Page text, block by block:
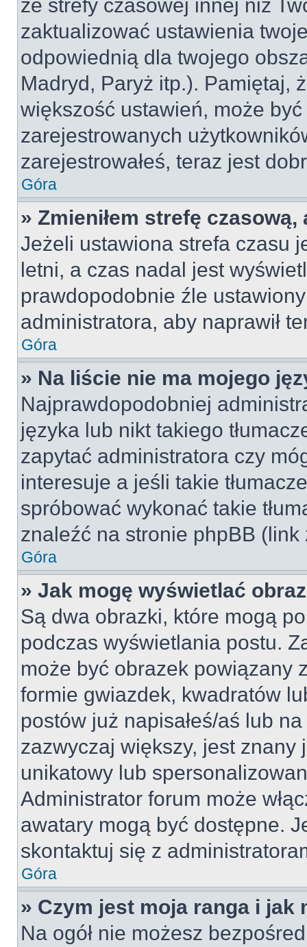
ze strefy czasowej innej niż
zaktualizować ustawienia
odpowiednią dla twojego
Madryd, Paryż itp.). Pamiętaj,
większość ustawień, może
zarejestrowanych
zarejestrowałeś, teraz jest
Góra
» Zmieniłem strefę
Jeżeli ustawiona strefa czasu
letni, a czas nadal jest
prawdopodobnie źle
administratora, aby naprawił
Góra
» Na liście nie ma mojego
Najprawdopodobniej
języka lub nikt takiego
zapytać administratora czy
interesuje a jeśli takie
spróbować wykonać takie
znaleźć na stronie phpBB
Góra
» Jak mogę wyświetlać
Są dwa obrazki, które mogą
podczas wyświetlania postu.
może być obrazek powiązany
formie gwiazdek, kwadratów
postów już napisałeś/aś lub
zazwyczaj większy, jest
unikatowy lub
Administrator forum może
awatary mogą być dostępne.
skontaktuj się z
Góra
» Czym jest moja ranga i jak
Na ogół nie możesz